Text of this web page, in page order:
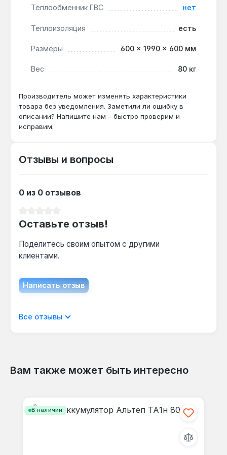
коллекторами?
Да — объем 500 л и теплоизоляция 80 мм
обеспечивают аккумуляцию тепла на 12-24
часа при отсутствии солнца, что типично для
Какой ТЭН подходит для этой модели?
Электрический нагреватель серии TJ 6/4"
°C при недостатке внешнего тепла.
Выдерживает ли давление в системе
Да — максимальное рабочее давление 4 бар
(0,4 МПа) соответствует стандартам для
закрытых систем с принудительной
циркуляцией.
Теплообменник ГВС нет
Теплоизоляция есть
Размеры 600 × 1990 × 600 мм
Вес 80 кг
Производитель может изменять характеристики
товара без уведомления. Заметили ли ошибку в
описании? Напишите нам – быстро проверим и
исправим.
Отзывы и вопросы
0 из 0 отзывов
Оставьте отзыв!
Поделитесь своим опытом с другими
клиентами.
Написать отзыв
Отображать отзывы только на текущем
Все отзывы
Вам также может быть интересно
В наличии